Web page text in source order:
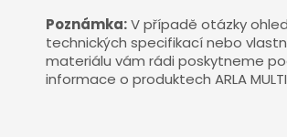
Poznámka:V případě otázky
technických specifikací nebo
materiálu vám rádi poskytneme
informace o produktech ARLA